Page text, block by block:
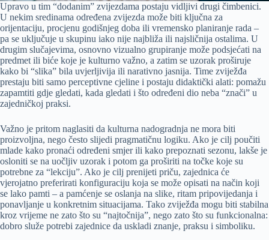
Upravo u tim “dodanim” zvijezdama postaju vidljivi drugi čimbenici.
U nekim sredinama određena zvijezda može biti ključna za
orijentaciju, procjenu godišnjeg doba ili vremensko planiranje rada –
pa se uključuje u skupinu iako nije najbliža ili najsličnija ostalima. U
drugim slučajevima, osnovno vizualno grupiranje može podsjećati na
predmet ili biće koje je kulturno važno, a zatim se uzorak proširuje
kako bi “slika” bila uvjerljivija ili narativno jasnija. Time zviježđa
prestaju biti samo perceptivne cjeline i postaju didaktički alati: pomažu
zapamtiti gdje gledati, kada gledati i što određeni dio neba “znači” u
zajedničkoj praksi.
Važno je pritom naglasiti da kulturna nadogradnja ne mora biti
proizvoljna, nego često slijedi pragmatičnu logiku. Ako je cilj poučiti
mlade kako pronaći određeni smjer ili kako prepoznati sezonu, lakše je
osloniti se na uočljiv uzorak i potom ga proširiti na točke koje su
potrebne za “lekciju”. Ako je cilj prenijeti priču, zajednica će
vjerojatno preferirati konfiguraciju koja se može opisati na način koji
se lako pamti – a pamćenje se oslanja na slike, ritam pripovijedanja i
ponavljanje u konkretnim situacijama. Tako zviježđa mogu biti stabilna
kroz vrijeme ne zato što su “najtočnija”, nego zato što su funkcionalna:
dobro služe potrebi zajednice da uskladi znanje, praksu i simboliku.